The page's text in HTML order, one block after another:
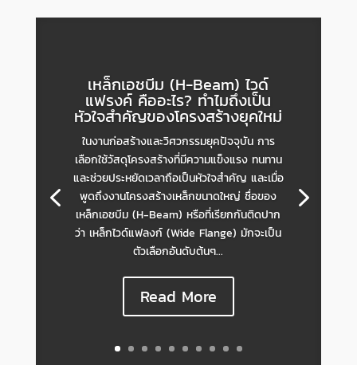
เหล็กเอชบีม (H-Beam) ไวด์
แฟรงค์ คืออะไร? ทำไมถึงเป็น
หัวใจสำคัญของโครงสร้างยุคใหม่
ในงานก่อสร้างและวิศวกรรมยุคปัจจุบัน การ
เลือกใช้วัสดุโครงสร้างที่มีความแข็งแรง ทนทาน
และช่วยประหยัดเวลาถือเป็นหัวใจสำคัญ และเมื่อ
พูดถึงงานโครงสร้างเหล็กขนาดใหญ่ ชื่อของ
เหล็กเอชบีม (H-Beam) หรือที่เรียกกันติดปาก
ว่า เหล็กไวด์แฟลงก์ (Wide Flange) มักจะเป็น
ตัวเลือกอันดับต้นๆ...
Read More